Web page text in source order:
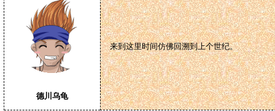
德川乌龟
来到这里时间仿佛回溯到上个世纪。